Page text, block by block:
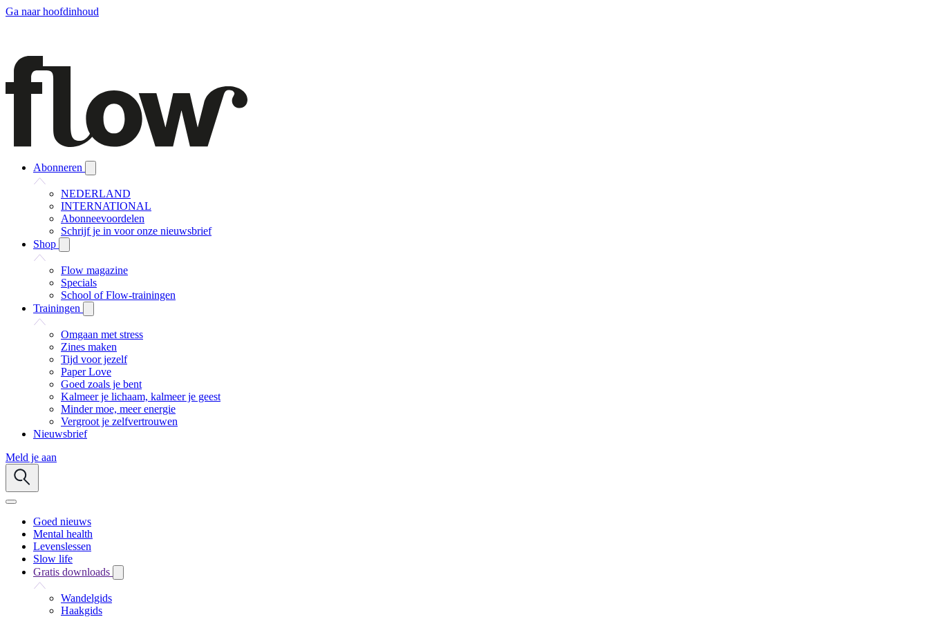
Ga naar hoofdinhoud
Abonneren
NEDERLAND
INTERNATIONAL
Abonneevoordelen
Schrijf je in voor onze nieuwsbrief
Shop
Flow magazine
Specials
School of Flow-trainingen
Trainingen
Omgaan met stress
Zines maken
Tijd voor jezelf
Paper Love
Goed zoals je bent
Kalmeer je lichaam, kalmeer je geest
Minder moe, meer energie
Vergroot je zelfvertrouwen
Nieuwsbrief
Meld je aan
Goed nieuws
Mental health
Levenslessen
Slow life
Gratis downloads
Wandelgids
Haakgids